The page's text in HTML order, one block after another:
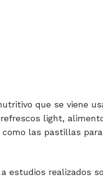
que se viene
light,
como las pastillas
estudios realizados